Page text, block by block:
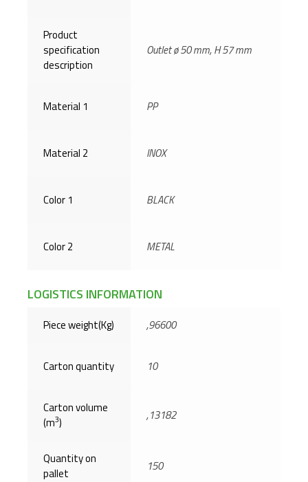
Product
specification
description
Outlet ø 50 mm, H 57 mm
Material 1 PP
Material 2 INOX
Color 1 BLACK
Color 2 METAL
LOGISTICS INFORMATION
Piece weight(Kg) ,96600
Carton quantity 10
Carton volume
(m3) ,13182
Quantity on
pallet
150